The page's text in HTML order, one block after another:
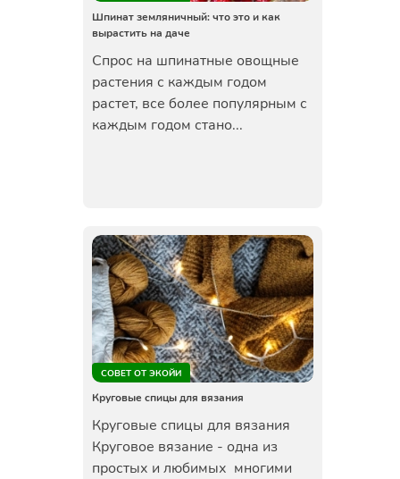
Шпинат земляничный: что это и как
вырастить на даче
Спрос на шпинатные овощные
растения с каждым годом
растет, все более популярным с
каждым годом стано...
СОВЕТ ОТ ЭКОЙИ
Круговые спицы для вязания
Круговые спицы для вязания
Круговое вязание - одна из
простых и любимых многими